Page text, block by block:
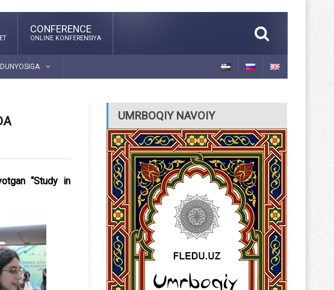
CONFERENCE
ONLINE KONFERENSIYA
“Study in
UMRBOQIY NAVOIY